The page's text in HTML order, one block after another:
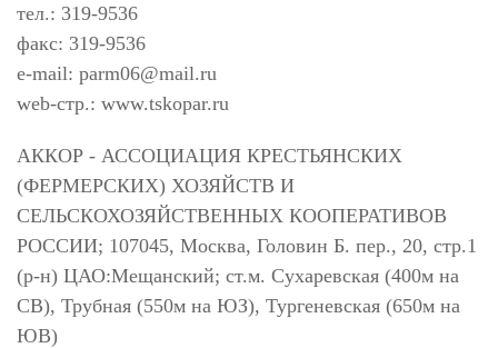
тел.: 319-9536
факс: 319-9536
e-mail: parm06@mail.ru
web-стр.: www.tskopar.ru
АККОР - АССОЦИАЦИЯ КРЕСТЬЯНСКИХ
(ФЕРМЕРСКИХ) ХОЗЯЙСТВ И
СЕЛЬСКОХОЗЯЙСТВЕННЫХ КООПЕРАТИВОВ
РОССИИ; 107045, Москва, Головин Б. пер., 20, стр.1
(р-н) ЦАО:Мещанский; ст.м. Сухаревская (400м на
СВ), Трубная (550м на ЮЗ), Тургеневская (650м на
ЮВ)